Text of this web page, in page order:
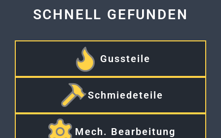
SCHNELL GEFUNDEN
Gussteile
Schmiedeteile
Mech. Bearbeitung